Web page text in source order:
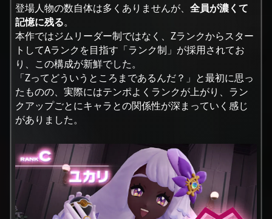
登場人物の数自体は多くありませんが、 全員が濃くて
記憶に残る。
本作ではジムリーダー制ではなく、Zランクからスター
トしてAランクを目指す「ランク制」が採用されてお
り、この構成が新鮮でした。
「Zってどういうところまであるんだ？」と最初に思っ
たものの、実際にはテンポよくランクが上がり、ラン
クアップごとにキャラとの関係性が深まっていく感じ
がありました。